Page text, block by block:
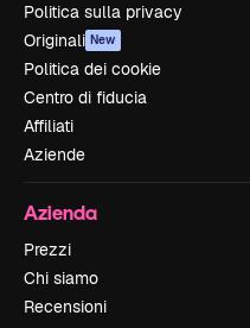
Politica sulla privacy
Originali New
Politica dei cookie
Centro di fiducia
Affiliati
Aziende
Azienda
Prezzi
Chi siamo
Recensioni